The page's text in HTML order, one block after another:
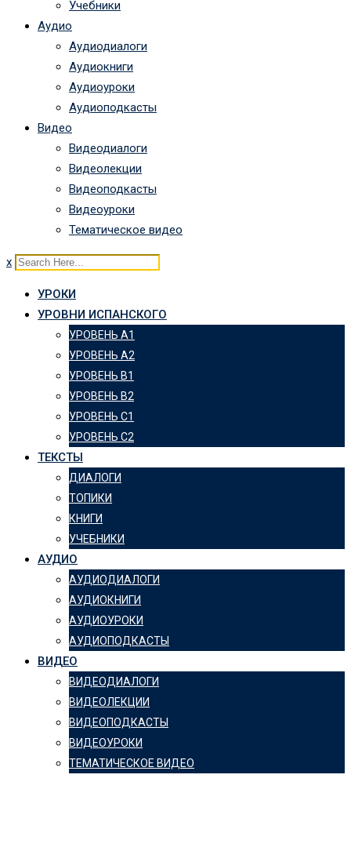
Учебники
Аудио
Аудиодиалоги
Аудиокниги
Аудиоуроки
Аудиоподкасты
Видео
Видеодиалоги
Видеолекции
Видеоподкасты
Видеоуроки
Тематическое видео
x
УРОКИ
УРОВНИ ИСПАНСКОГО
УРОВЕНЬ А1
УРОВЕНЬ А2
УРОВЕНЬ B1
УРОВЕНЬ B2
УРОВЕНЬ C1
УРОВЕНЬ C2
ТЕКСТЫ
ДИАЛОГИ
ТОПИКИ
КНИГИ
УЧЕБНИКИ
АУДИО
АУДИОДИАЛОГИ
АУДИОКНИГИ
АУДИОУРОКИ
АУДИОПОДКАСТЫ
ВИДЕО
ВИДЕОДИАЛОГИ
ВИДЕОЛЕКЦИИ
ВИДЕОПОДКАСТЫ
ВИДЕОУРОКИ
ТЕМАТИЧЕСКОЕ ВИДЕО